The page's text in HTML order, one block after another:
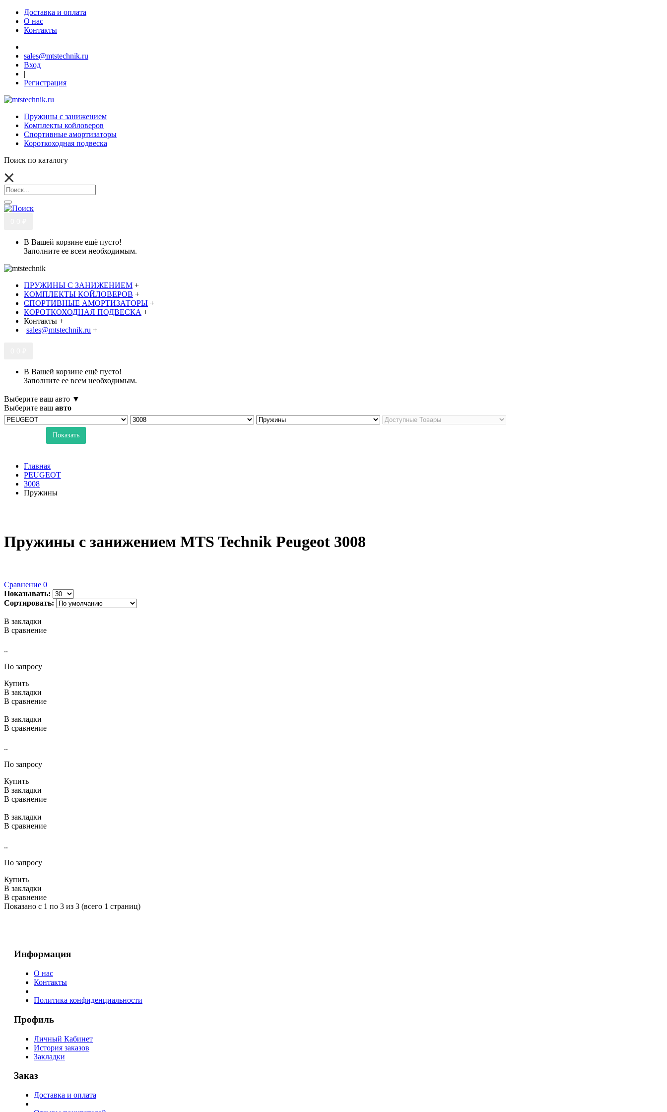
Доставка и оплата
О нас
Контакты
sales@mtstechnik.ru
Вход
|
Регистрация
Пружины с занижением
Комплекты койловеров
Спортивные амортизаторы
Короткоходная подвеска
Поиск по каталогу
В Вашей корзине ещё пусто!
Заполните ее всем необходимым.
ПРУЖИНЫ С ЗАНИЖЕНИЕМ +
КОМПЛЕКТЫ КОЙЛОВЕРОВ +
СПОРТИВНЫЕ АМОРТИЗАТОРЫ +
КОРОТКОХОДНАЯ ПОДВЕСКА +
Контакты +
sales@mtstechnik.ru +
В Вашей корзине ещё пусто!
Заполните ее всем необходимым.
Выберите ваш авто ▼
Выберите ваш авто
Показать
Главная
PEUGEOT
3008
Пружины
Пружины с занижением MTS Technik Peugeot 3008
Сравнение 0
Показывать:
Сортировать:
В закладки
В сравнение
..
По запросу
Купить
В закладки
В сравнение
В закладки
В сравнение
..
По запросу
Купить
В закладки
В сравнение
В закладки
В сравнение
..
По запросу
Купить
В закладки
В сравнение
Показано с 1 по 3 из 3 (всего 1 страниц)
Информация
О нас
Контакты
Политика конфиденциальности
Профиль
Личный Кабинет
История заказов
Закладки
Заказ
Доставка и оплата